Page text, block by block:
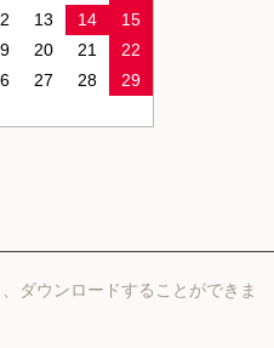
13 14
15
20 21
22
27 28
29
ダウンロードすることができま